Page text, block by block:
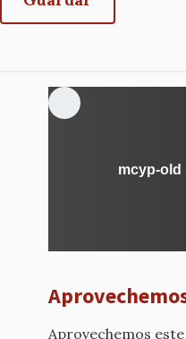
mcyp-old
Aprovechemos